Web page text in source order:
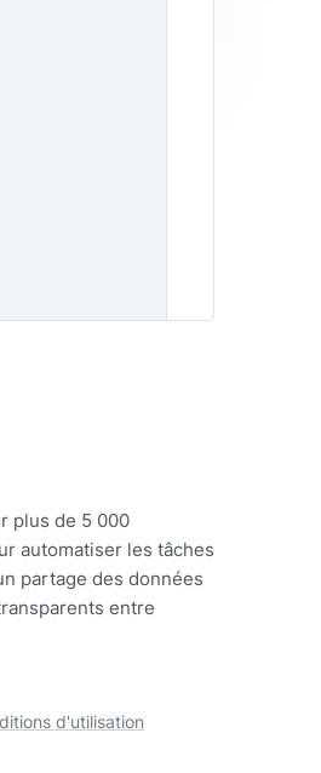
plus de 5 000
automatiser les tâches
partage des données
entre
d'utilisation